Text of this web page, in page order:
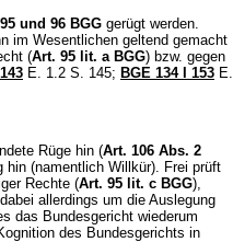
und 96 BGG gerügt werden.
im Wesentlichen geltend gemacht
(Art. 95 lit. a BGG) bzw. gegen
E. 1.2 S. 145; BGE 134 I 153 E.
Rüge hin (Art. 106 Abs. 2
(namentlich Willkür). Frei prüft
Rechte (Art. 95 lit. c BGG),
allerdings um die Auslegung
das Bundesgericht wiederum
des Bundesgerichts in